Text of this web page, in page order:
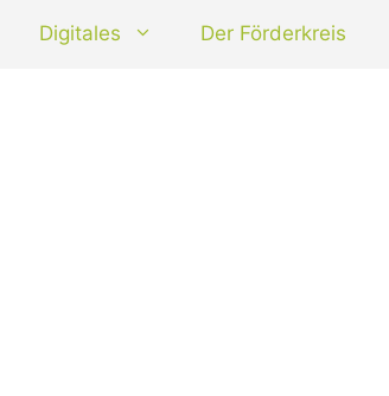
Digitales Der Förderkreis